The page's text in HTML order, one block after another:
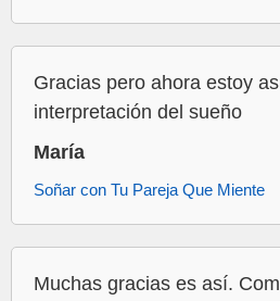
Gracias pero ahora estoy
interpretación del sueño
María
Soñar con Tu Pareja Que Miente
Muchas gracias es así.